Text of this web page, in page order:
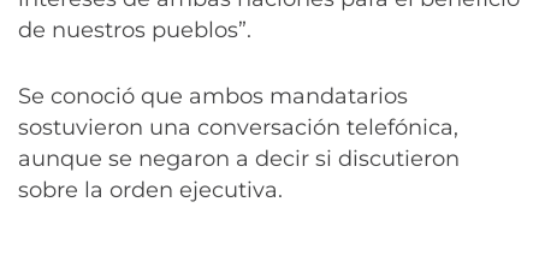
de nuestros pueblos”.
Se conoció que ambos mandatarios
sostuvieron una conversación telefónica,
aunque se negaron a decir si discutieron
sobre la orden ejecutiva.